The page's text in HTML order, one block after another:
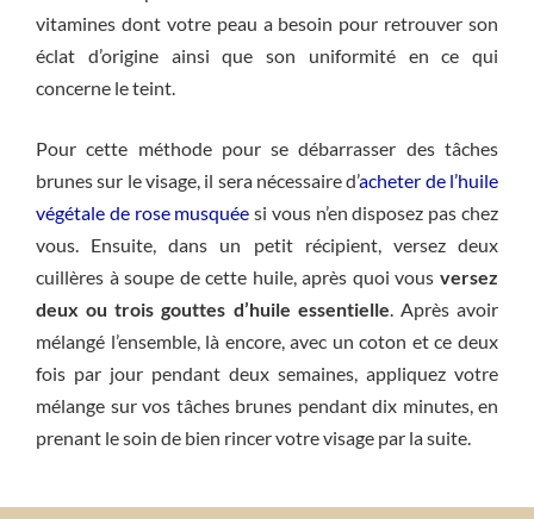
vitamines dont votre peau a besoin pour retrouver son
éclat d’origine ainsi que son uniformité en ce qui
concerne le teint.
Pour cette méthode pour se débarrasser des tâches
brunes sur le visage, il sera nécessaire d’acheter de l’huile
végétale de rose musquée si vous n’en disposez pas chez
vous. Ensuite, dans un petit récipient, versez deux
cuillères à soupe de cette huile, après quoi vous versez
deux ou trois gouttes d’huile essentielle. Après avoir
mélangé l’ensemble, là encore, avec un coton et ce deux
fois par jour pendant deux semaines, appliquez votre
mélange sur vos tâches brunes pendant dix minutes, en
prenant le soin de bien rincer votre visage par la suite.